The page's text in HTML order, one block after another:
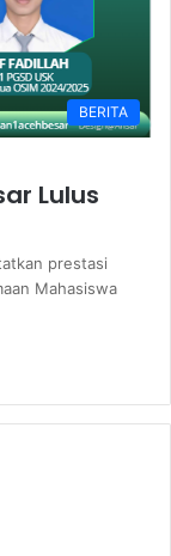
BERITA
Lulus
prestasi
Mahasiswa